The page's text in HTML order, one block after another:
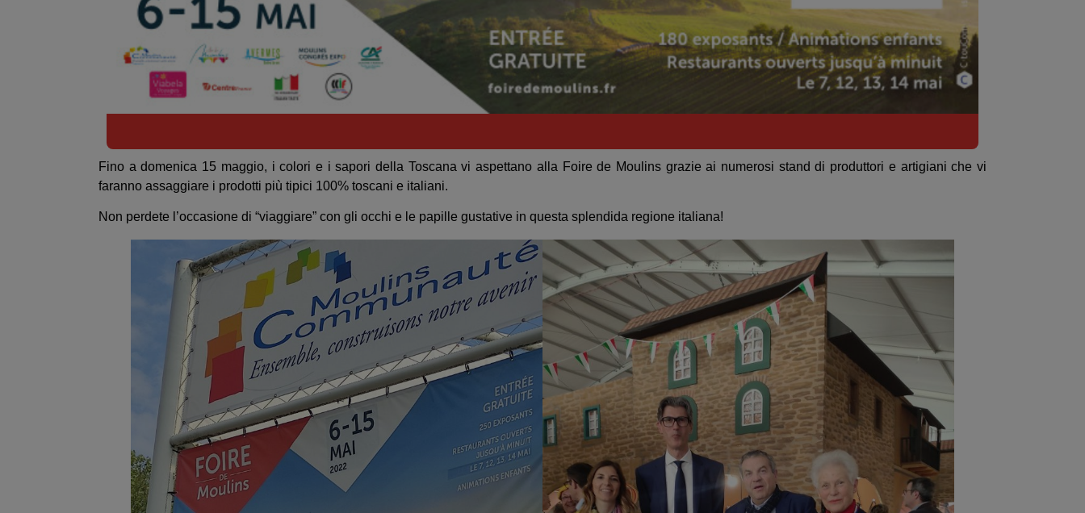
Fino a domenica 15 maggio, i colori e i sapori della Toscana vi aspettano alla Foire de Moulins grazie ai numerosi stand di produttori e artigiani che vi
faranno assaggiare i prodotti più tipici 100% toscani e italiani.
Non perdete l’occasione di “viaggiare” con gli occhi e le papille gustative in questa splendida regione italiana!